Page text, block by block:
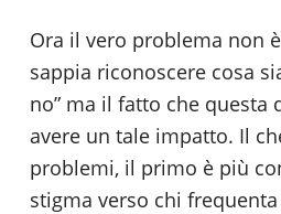
Ora il vero problema non
sappia riconoscere cosa
no” ma il fatto che questa
avere un tale impatto. Il
problemi, il primo è più
stigma verso chi